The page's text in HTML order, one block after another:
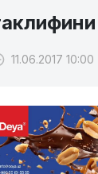
11.06.2017 10:00